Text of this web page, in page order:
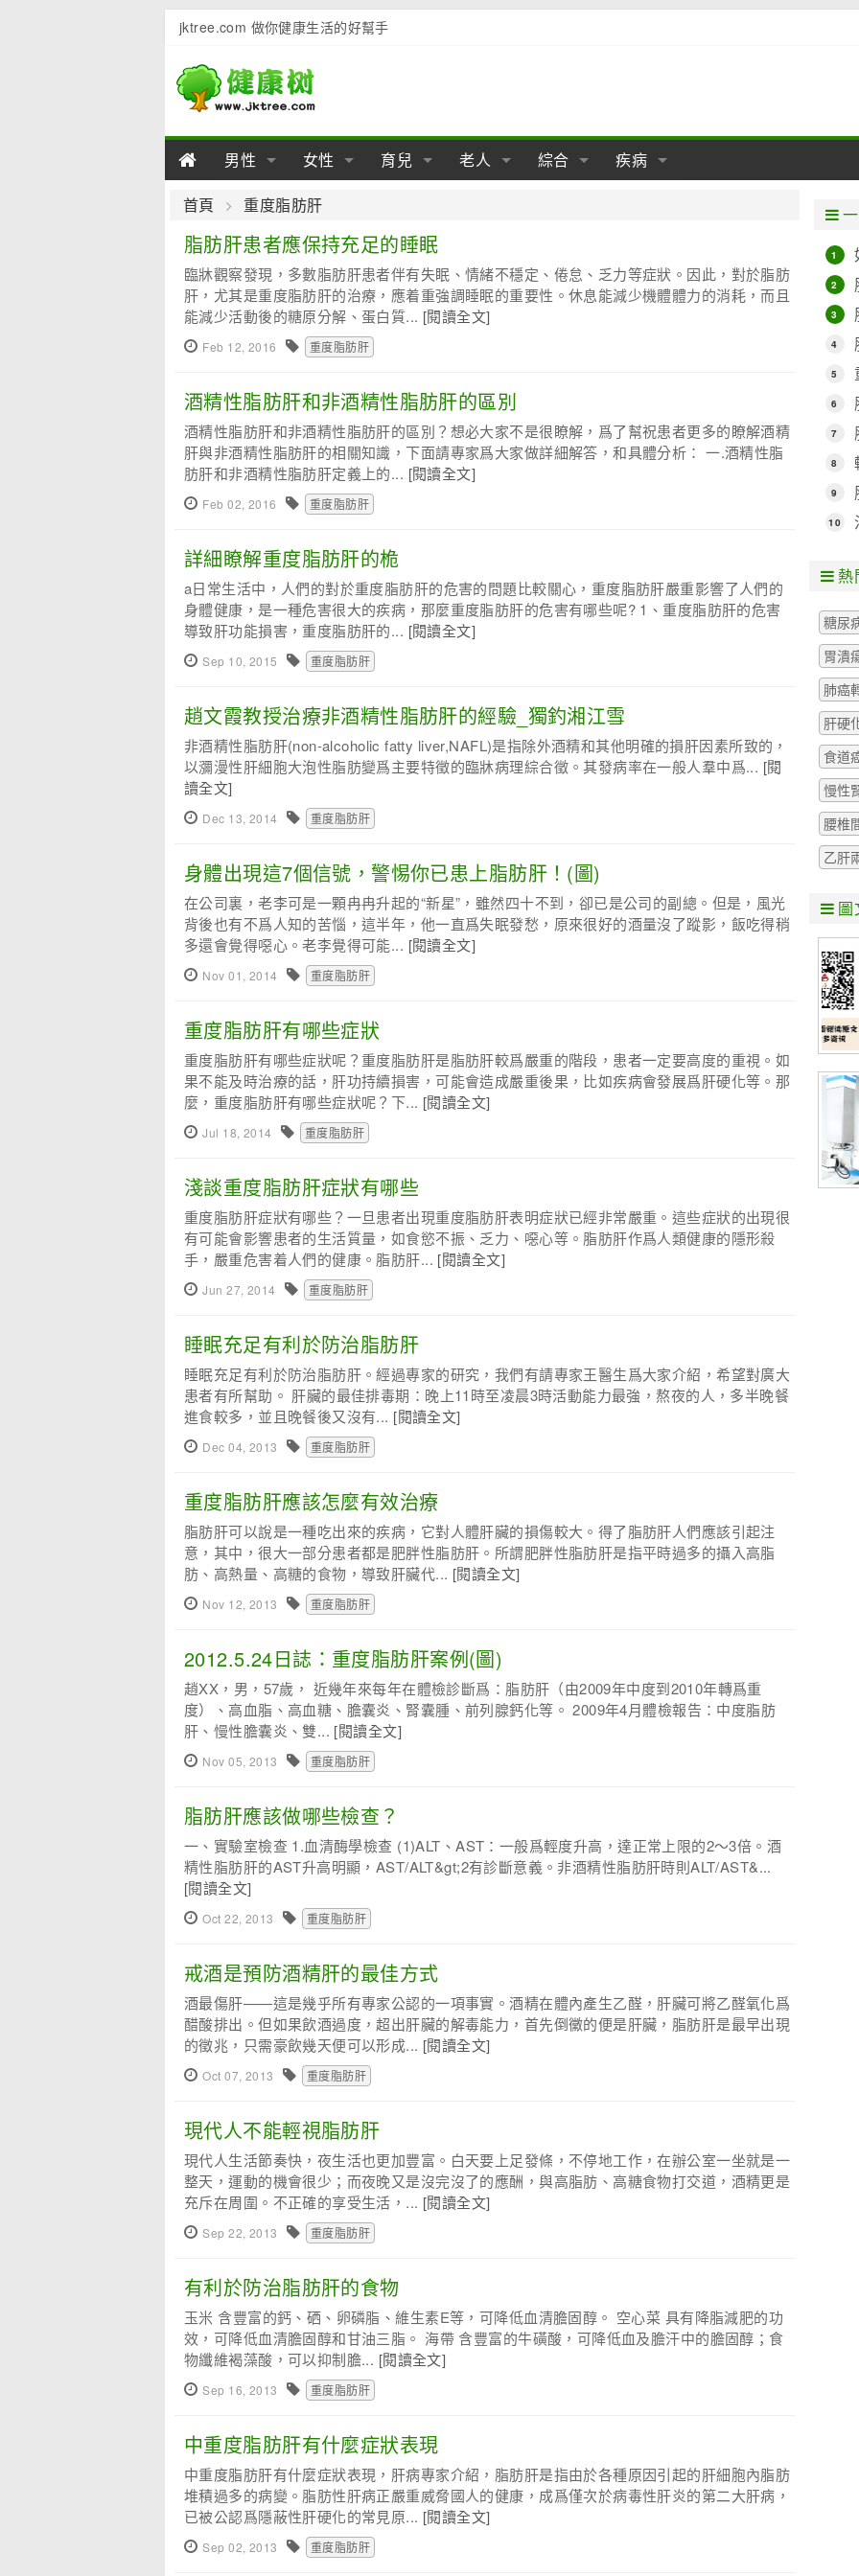
jktree.com 做你健康生活的好幫手
男性
男性陽痿
男性早泄
男性不育
男性心理
男性保養
男性飲食
男性用品 男性疾病
女性
女性乳房
女性子宮
女性經期
女性飲食
女性生理 女性疾病
育兒
產後
幼兒期
學前期 母嬰用品
老人
老人用品
老人護理
綜合
亞健康
急救自救
疾病
泌尿科
肛腸科
精神病
骨科
心血管
首頁 重度脂肪肝
脂肪肝患者應保持充足的睡眠
臨牀觀察發現，多數脂肪肝患者伴有失眠、情緒不穩定、倦怠、乏力等症狀。因此，對於脂肪
肝，尤其是重度脂肪肝的治療，應着重強調睡眠的重要性。休息能減少機體體力的消耗，而且
能減少活動後的糖原分解、蛋白質... [閱讀全文]
Feb 12, 2016 重度脂肪肝
酒精性脂肪肝和非酒精性脂肪肝的區別
酒精性脂肪肝和非酒精性脂肪肝的區別？想必大家不是很瞭解，爲了幫祝患者更多的瞭解酒精
肝與非酒精性脂肪肝的相關知識，下面請專家爲大家做詳細解答，和具體分析： 一.酒精性脂
肪肝和非酒精性脂肪肝定義上的... [閱讀全文]
Feb 02, 2016 重度脂肪肝
詳細瞭解重度脂肪肝的桅
a日常生活中，人們的對於重度脂肪肝的危害的問題比較關心，重度脂肪肝嚴重影響了人們的
身體健康，是一種危害很大的疾病，那麼重度脂肪肝的危害有哪些呢? 1、重度脂肪肝的危害
導致肝功能損害，重度脂肪肝的... [閱讀全文]
Sep 10, 2015 重度脂肪肝
趙文霞教授治療非酒精性脂肪肝的經驗_獨釣湘江雪
非酒精性脂肪肝(non-alcoholic fatty liver,NAFL)是指除外酒精和其他明確的損肝因素所致的，
以瀰漫性肝細胞大泡性脂肪變爲主要特徵的臨牀病理綜合徵。其發病率在一般人羣中爲... [閱
讀全文]
Dec 13, 2014 重度脂肪肝
身體出現這7個信號，警惕你已患上脂肪肝！(圖)
在公司裏，老李可是一顆冉冉升起的“新星”，雖然四十不到，卻已是公司的副總。但是，風光
背後也有不爲人知的苦惱，這半年，他一直爲失眠發愁，原來很好的酒量沒了蹤影，飯吃得稍
多還會覺得噁心。老李覺得可能... [閱讀全文]
Nov 01, 2014 重度脂肪肝
重度脂肪肝有哪些症狀
重度脂肪肝有哪些症狀呢？重度脂肪肝是脂肪肝較爲嚴重的階段，患者一定要高度的重視。如
果不能及時治療的話，肝功持續損害，可能會造成嚴重後果，比如疾病會發展爲肝硬化等。那
麼，重度脂肪肝有哪些症狀呢？下... [閱讀全文]
Jul 18, 2014 重度脂肪肝
淺談重度脂肪肝症狀有哪些
重度脂肪肝症狀有哪些？一旦患者出現重度脂肪肝表明症狀已經非常嚴重。這些症狀的出現很
有可能會影響患者的生活質量，如食慾不振、乏力、噁心等。脂肪肝作爲人類健康的隱形殺
手，嚴重危害着人們的健康。脂肪肝... [閱讀全文]
Jun 27, 2014 重度脂肪肝
睡眠充足有利於防治脂肪肝
睡眠充足有利於防治脂肪肝。經過專家的研究，我們有請專家王醫生爲大家介紹，希望對廣大
患者有所幫助。 肝臟的最佳排毒期：晚上11時至凌晨3時活動能力最強，熬夜的人，多半晚餐
進食較多，並且晚餐後又沒有... [閱讀全文]
Dec 04, 2013 重度脂肪肝
重度脂肪肝應該怎麼有效治療
脂肪肝可以說是一種吃出來的疾病，它對人體肝臟的損傷較大。得了脂肪肝人們應該引起注
意，其中，很大一部分患者都是肥胖性脂肪肝。所謂肥胖性脂肪肝是指平時過多的攝入高脂
肪、高熱量、高糖的食物，導致肝臟代... [閱讀全文]
Nov 12, 2013 重度脂肪肝
2012.5.24日誌：重度脂肪肝案例(圖)
趙XX，男，57歲， 近幾年來每年在體檢診斷爲：脂肪肝（由2009年中度到2010年轉爲重
度）、高血脂、高血糖、膽囊炎、腎囊腫、前列腺鈣化等。 2009年4月體檢報告：中度脂肪
肝、慢性膽囊炎、雙... [閱讀全文]
Nov 05, 2013 重度脂肪肝
脂肪肝應該做哪些檢查？
一、實驗室檢查 1.血清酶學檢查 (1)ALT、AST：一般爲輕度升高，達正常上限的2～3倍。酒
精性脂肪肝的AST升高明顯，AST/ALT&gt;2有診斷意義。非酒精性脂肪肝時則ALT/AST&...
[閱讀全文]
Oct 22, 2013 重度脂肪肝
戒酒是預防酒精肝的最佳方式
酒最傷肝——這是幾乎所有專家公認的一項事實。酒精在體內產生乙醛，肝臟可將乙醛氧化爲
醋酸排出。但如果飲酒過度，超出肝臟的解毒能力，首先倒黴的便是肝臟，脂肪肝是最早出現
的徵兆，只需豪飲幾天便可以形成... [閱讀全文]
Oct 07, 2013 重度脂肪肝
現代人不能輕視脂肪肝
現代人生活節奏快，夜生活也更加豐富。白天要上足發條，不停地工作，在辦公室一坐就是一
整天，運動的機會很少；而夜晚又是沒完沒了的應酬，與高脂肪、高糖食物打交道，酒精更是
充斥在周圍。不正確的享受生活，... [閱讀全文]
Sep 22, 2013 重度脂肪肝
有利於防治脂肪肝的食物
玉米 含豐富的鈣、硒、卵磷脂、維生素E等，可降低血清膽固醇。 空心菜 具有降脂減肥的功
效，可降低血清膽固醇和甘油三脂。 海帶 含豐富的牛磺酸，可降低血及膽汗中的膽固醇；食
物纖維褐藻酸，可以抑制膽... [閱讀全文]
Sep 16, 2013 重度脂肪肝
中重度脂肪肝有什麼症狀表現
中重度脂肪肝有什麼症狀表現，肝病專家介紹，脂肪肝是指由於各種原因引起的肝細胞內脂肪
堆積過多的病變。脂肪性肝病正嚴重威脅國人的健康，成爲僅次於病毒性肝炎的第二大肝病，
已被公認爲隱蔽性肝硬化的常見原... [閱讀全文]
Sep 02, 2013 重度脂肪肝
1
2
3
4
5
6
7
8
9
10
熱
糖尿
胃潰
肺癌
肝硬
食道
慢性
腰椎
乙肝
圖